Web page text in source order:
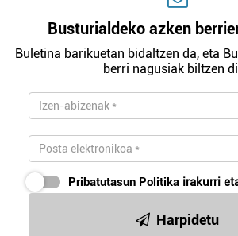
Busturialdeko azken
Buletina barikuetan bidaltzen da, eta
berri nagusiak biltzen
Pribatutasun Politika irakurri
Harpidetu